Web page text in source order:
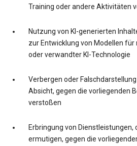
Training oder andere Aktivitäten
Nutzung von KI-generierten
zur Entwicklung von Modellen für
oder verwandter KI-Technologie
Verbergen oder
Absicht, gegen die vorliegenden
verstoßen
Erbringung von Dienstleistungen,
ermutigen, gegen die